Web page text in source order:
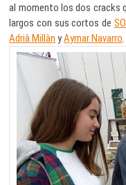
al momento los dos cracks
largos con sus cortos de
Adrià Millàn yAymar Navarro.